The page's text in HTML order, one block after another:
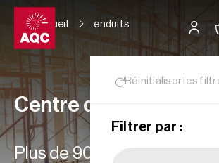
Panneau de gestion des cookies
Accueil enduits
Réinitialiser les
Filtrer par :
Centre de ressources
Plus de 900 ressources à